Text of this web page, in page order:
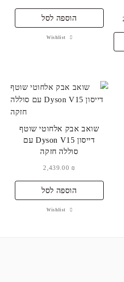
הוספה לסל
Wishlist
המחיר
₪ 2,890.00.
שואב אבק אלחוטי שוטף
דייסון Dyson V15 עם
סוללה חזקה
₪
הוספה לסל
Wishlist